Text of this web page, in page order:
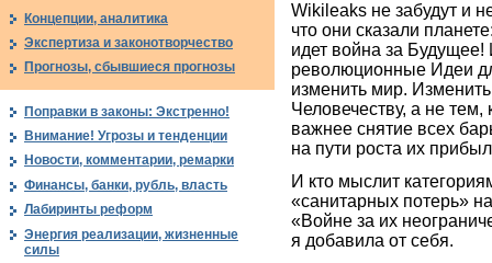
Wikileaks не забудут и
что они сказали
идет война за
революционные Идеи
изменить мир. Изменить
Человечеству, а не тем,
важнее снятие всех
на пути роста их
И кто мыслит
«санитарных потерь»
«Войне за их
я добавила от себя.
Концепции, аналитика
Экспертиза и законотворчество
Прогнозы, сбывшиеся прогнозы
Поправки в законы: Экстренно!
Внимание! Угрозы и тенденции
Новости, комментарии, ремарки
Финансы, банки, рубль, власть
Лабиринты реформ
Энергия реализации, жизненные
силы